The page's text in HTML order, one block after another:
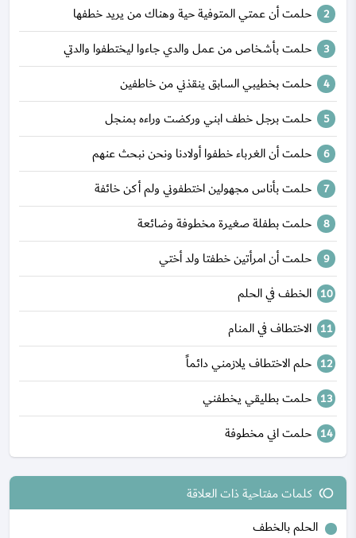
حلمت أن عمتي المتوفية حية وهناك من يريد خطفها
حلمت بأشخاص من عمل والدي جاءوا ليختطفوا والدتي
حلمت بخطيبي السابق ينقذني من خاطفين
حلمت برجل خطف ابني وركضت وراءه بمنجل
حلمت أن الغرباء خطفوا أولادنا ونحن نبحث عنهم
حلمت بأناس مجهولين اختطفوني ولم أكن خائفة
حلمت بطفلة صغيرة مخطوفة وضائعة
حلمت أن امرأتين خطفتا ولد أختي
الخطف في الحلم
الاختطاف في المنام
حلم الاختطاف يلازمني دائماً
حلمت بطليقي يخطفني
حلمت اني مخطوفة
toll كلمات مفتاحية ذات العلاقة
الحلم بالخطف